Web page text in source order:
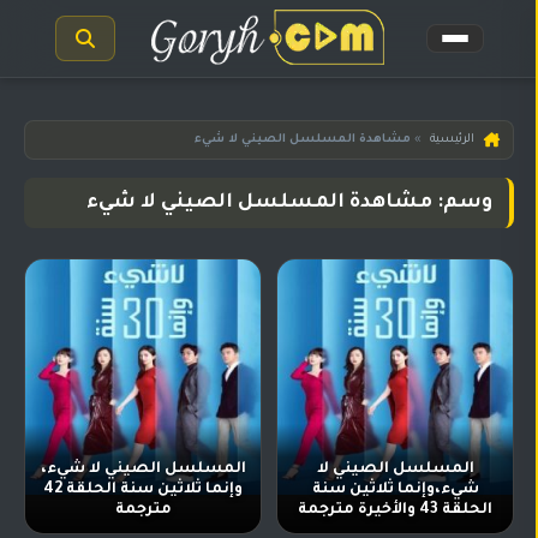
الرئيسية
مسلسلات
هندية
المترجمة
مسلسلات
أفلام
هندية
مسلسلات
تركية
مسلسلات
مسلسلات
الرئيسية » مشاهدة المسلسل الصيني لا شيء
وسم: مشاهدة المسلسل الصيني لا شيء
المسلسل الصيني لا
شيء،وإنما ثلاثين سنة
الحلقة 43 والأخيرة مترجمة
المسلسل الصيني لا شيء،
وإنما ثلاثين سنة الحلقة 42
مترجمة